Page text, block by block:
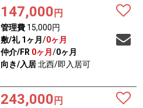
147,000 円
管理費15,000円
敷/礼 1ヶ月 /0ヶ月
仲介/FR 0ヶ月 /0ヶ月
向き/入居北西/即入居可
243,000 円